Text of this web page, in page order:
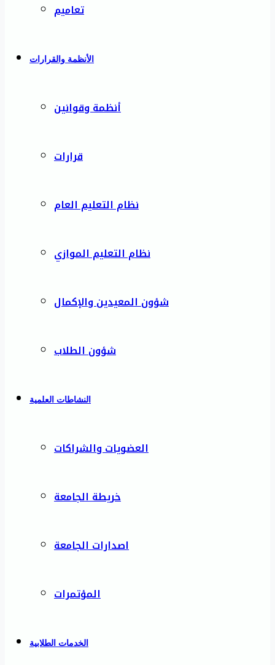
تعاميم
الأنظمة والقرارات
أنظمة وقوانين
قرارات
نظام التعليم العام
نظام التعليم الموازي
شؤون المعيدين والإكمال
شؤون الطلاب
النشاطات العلمية
العضويات والشراكات
خريطة الجامعة
اصدارات الجامعة
المؤتمرات
الخدمات الطلابية